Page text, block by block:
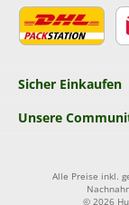
Sicher Einkaufen
Unsere
Alle Preise inkl.
© 2026